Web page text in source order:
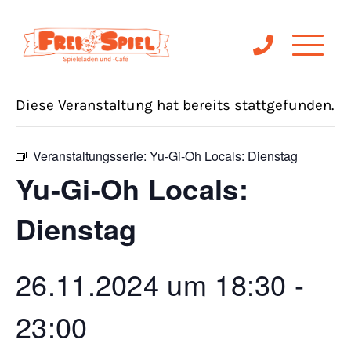
« Alle Veranstaltungen
Diese Veranstaltung hat bereits stattgefunden.
Veranstaltungsserie: Yu-Gi-Oh Locals: Dienstag
Yu-Gi-Oh Locals:
Dienstag
26.11.2024 um 18:30 -
23:00